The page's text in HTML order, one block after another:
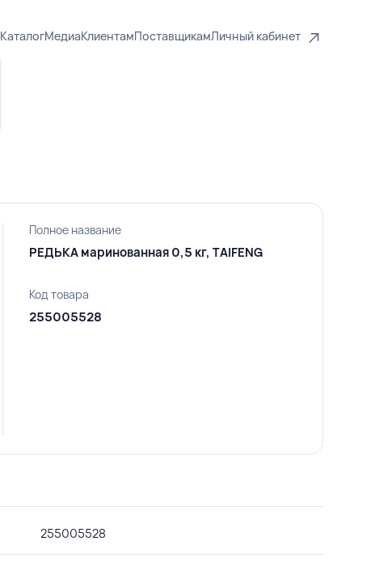
КаталогМедиаКлиентамПоставщикамЛичный кабинет
Полное название
РЕДЬКА маринованная 0,5 кг, TAIFENG
Код товара
255005528
255005528